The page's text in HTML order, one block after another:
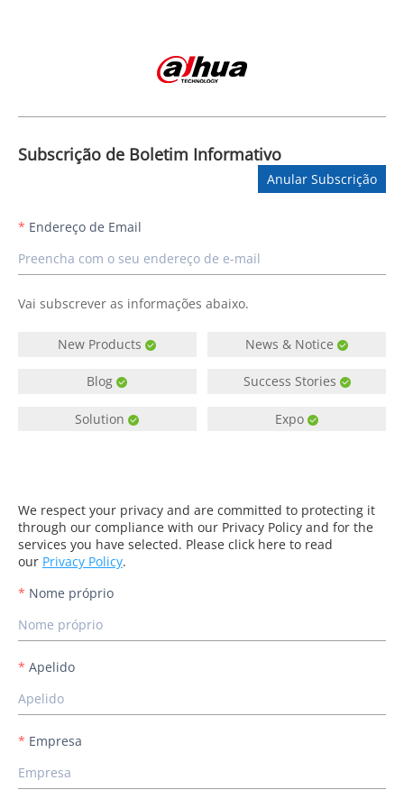
Subscrição de Boletim Informativo
Anular Subscrição
Endereço de Email
Vai subscrever as informações abaixo.
New Products News & Notice
Blog Success Stories
Solution Expo
We respect your privacy and are committed to protecting it
through our compliance with our Privacy Policy and for the
services you have selected. Please click here to read
our Privacy Policy.
Nome próprio
Apelido
Empresa